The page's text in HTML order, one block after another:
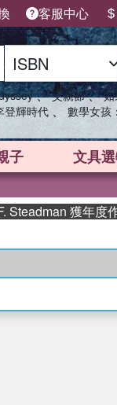
客服中心
、 父親節 、
登輝時代 、 數學女孩
子 文具
獲年度作